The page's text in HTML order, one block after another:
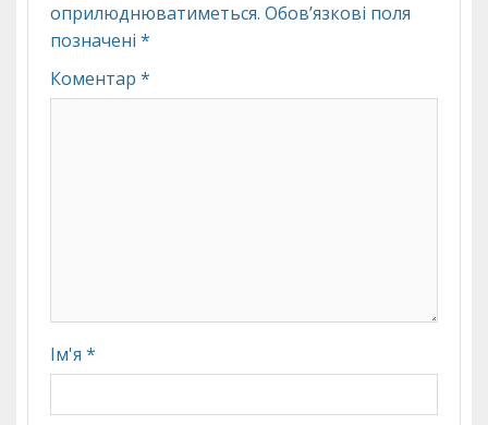
оприлюднюватиметься. Обов’язкові поля
позначені *
Коментар *
Ім'я *